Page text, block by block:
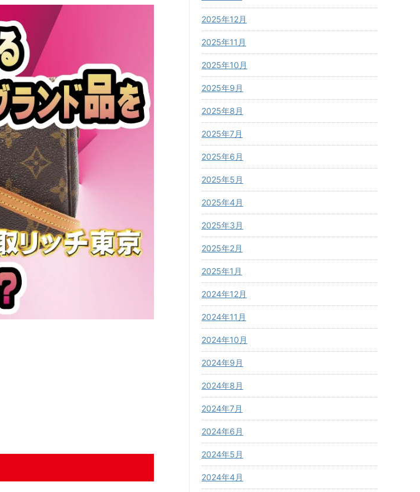
2025年12月
2025年11月
2025年10月
2025年9月
2025年8月
2025年7月
2025年6月
2025年5月
2025年4月
2025年3月
2025年2月
2025年1月
2024年12月
2024年11月
2024年10月
2024年9月
2024年8月
2024年7月
2024年6月
2024年5月
2024年4月